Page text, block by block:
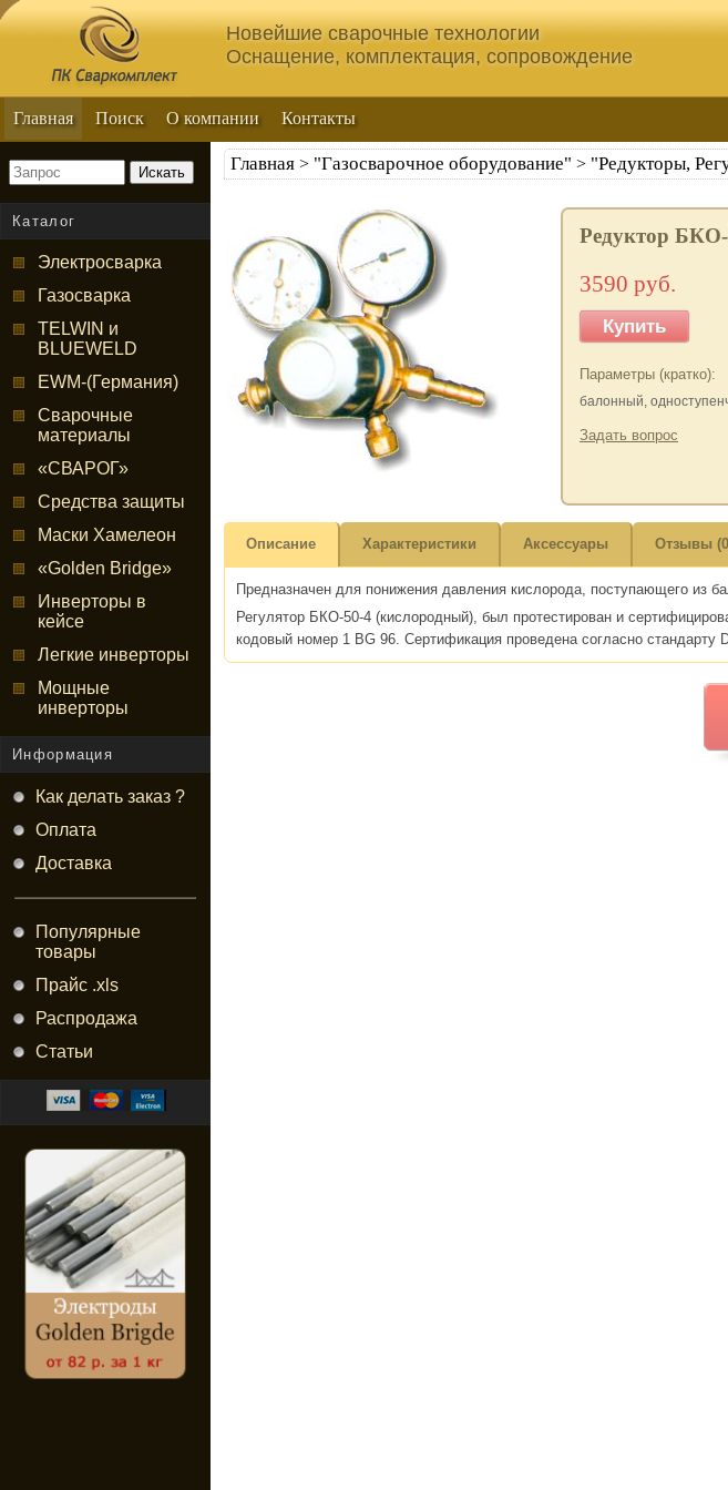
Новейшие сварочные технологии
Оснащение, комплектация, сопровождение
Главная Поиск О компании Контакты
Искать
Каталог
Электросварка
Газосварка
TELWIN и
BLUEWELD
EWM-(Германия)
Сварочные
материалы
«СВАРОГ»
Средства защиты
Маски Хамелеон
«Golden Bridge»
Инверторы в
кейсе
Легкие инверторы
Мощные
инверторы
Информация
Как делать заказ ?
Оплата
Доставка
Популярные
товары
Прайс .xls
Распродажа
Статьи
Главная > "Газосварочное оборудование" > "Редукторы,
Редуктор
3590 руб.
Купить
Параметры (кратко):
балонный,
Задать вопрос
Описание Характеристики Аксессуары Отзывы
Предназначен для понижения давления кислорода, поступающего из
Регулятор БКО-50-4 (кислородный), был протестирован и
кодовый номер 1 BG 96. Сертификация проведена согласно стандарту